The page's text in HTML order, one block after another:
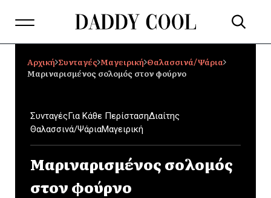
Αρχική Συνταγές Μαγειρική Θαλασσινά/Ψάρια
Μαριναρισμένος σολομός στον φούρνο
ΣυνταγέςΓια Κάθε ΠερίστασηΔιαίτης
Θαλασσινά/ΨάριαΜαγειρική
Μαριναρισμένος σολομός
στον φούρνο